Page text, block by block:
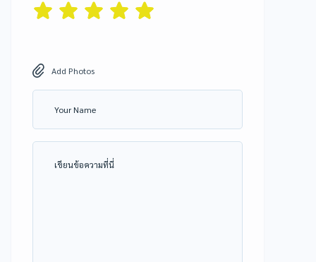
Add Photos